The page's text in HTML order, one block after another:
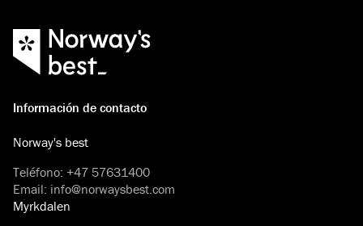
Información de contacto
Norway's best
Teléfono: +47 57631400
Email: info@norwaysbest.com
Myrkdalen